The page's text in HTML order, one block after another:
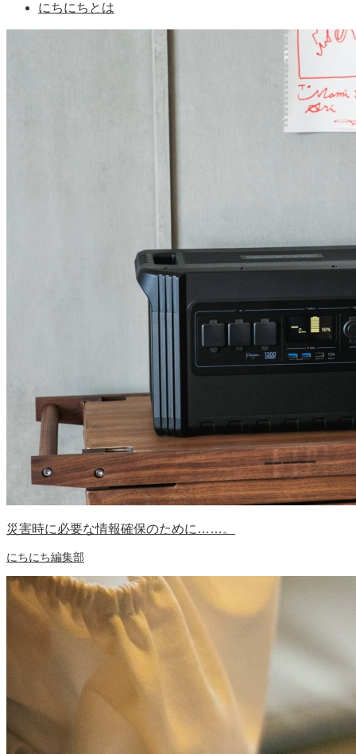
にちにちとは
災害時に必要な情報確保のために……。
にちにち編集部